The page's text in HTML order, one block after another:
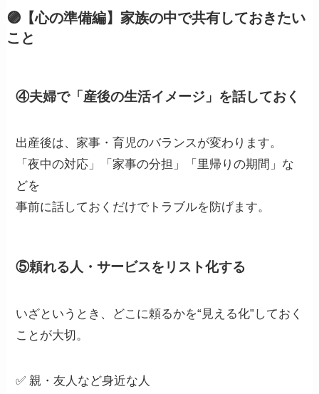
🟣【心の準備編】家族の中で共有しておきたい
こと
④夫婦で「産後の生活イメージ」を話しておく
出産後は、家事・育児のバランスが変わります。
「夜中の対応」「家事の分担」「里帰りの期間」な
どを
事前に話しておくだけでトラブルを防げます。
⑤頼れる人・サービスをリスト化する
いざというとき、どこに頼るかを“見える化”しておく
ことが大切。
✅ 親・友人など身近な人